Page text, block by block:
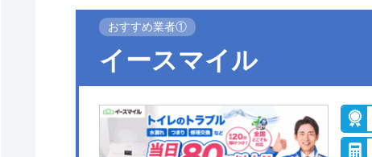
おすすめ業者①
イースマイル